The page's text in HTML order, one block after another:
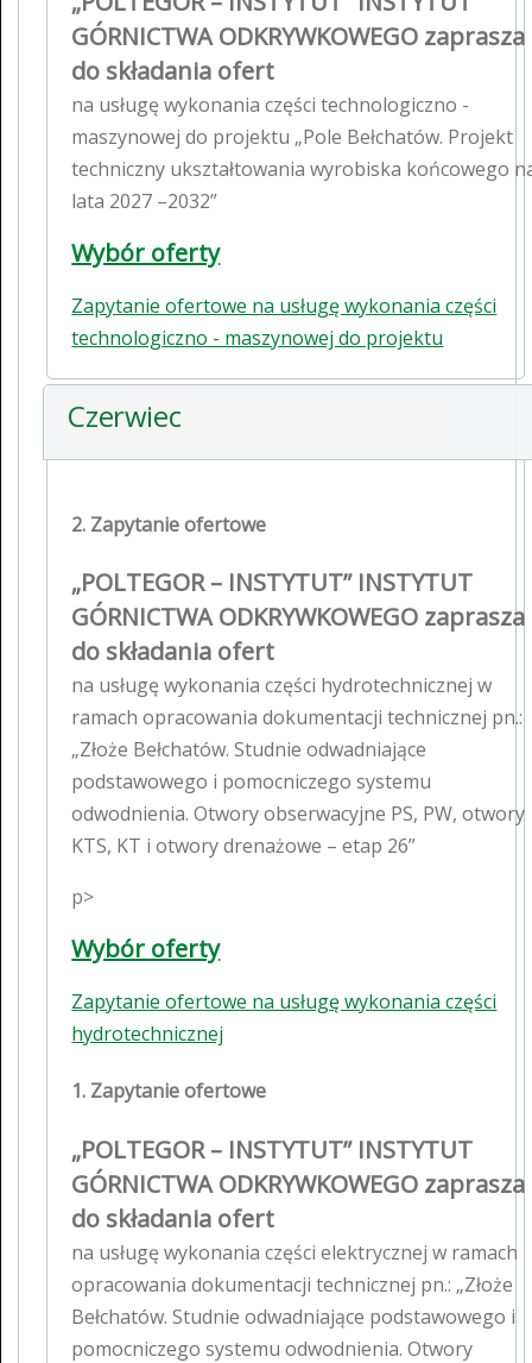
GÓRNICTWA ODKRYWKOWEGO zaprasza
do składania ofert
na usługę wykonania części technologiczno -
maszynowej do projektu „Pole Bełchatów. Projekt
techniczny ukształtowania wyrobiska końcowego
lata 2027 –2032”
Wybór oferty
Zapytanie ofertowe na usługę wykonania części
technologiczno - maszynowej do projektu
Czerwiec
2. Zapytanie ofertowe
„POLTEGOR – INSTYTUT” INSTYTUT
GÓRNICTWA ODKRYWKOWEGO zaprasza
do składania ofert
na usługę wykonania części hydrotechnicznej w
ramach opracowania dokumentacji technicznej pn.:
„Złoże Bełchatów. Studnie odwadniające
podstawowego i pomocniczego systemu
odwodnienia. Otwory obserwacyjne PS, PW, otwory
KTS, KT i otwory drenażowe – etap 26”
p>
Wybór oferty
Zapytanie ofertowe na usługę wykonania części
hydrotechnicznej
1. Zapytanie ofertowe
„POLTEGOR – INSTYTUT” INSTYTUT
GÓRNICTWA ODKRYWKOWEGO zaprasza
do składania ofert
na usługę wykonania części elektrycznej w ramach
opracowania dokumentacji technicznej pn.: „Złoże
Bełchatów. Studnie odwadniające podstawowego i
pomocniczego systemu odwodnienia. Otwory